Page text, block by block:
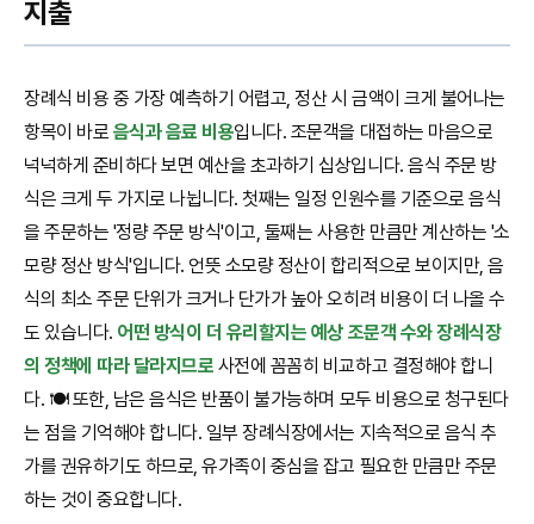
지출
장례식 비용 중 가장 예측하기 어렵고, 정산 시 금액이 크게 불어나는
항목이 바로 음식과 음료 비용입니다. 조문객을 대접하는 마음으로
넉넉하게 준비하다 보면 예산을 초과하기 십상입니다. 음식 주문 방
식은 크게 두 가지로 나뉩니다. 첫째는 일정 인원수를 기준으로 음식
을 주문하는 '정량 주문 방식'이고, 둘째는 사용한 만큼만 계산하는 '소
모량 정산 방식'입니다. 언뜻 소모량 정산이 합리적으로 보이지만, 음
식의 최소 주문 단위가 크거나 단가가 높아 오히려 비용이 더 나올 수
도 있습니다. 어떤 방식이 더 유리할지는 예상 조문객 수와 장례식장
의 정책에 따라 달라지므로 사전에 꼼꼼히 비교하고 결정해야 합니
다. 🍽️ 또한, 남은 음식은 반품이 불가능하며 모두 비용으로 청구된다
는 점을 기억해야 합니다. 일부 장례식장에서는 지속적으로 음식 추
가를 권유하기도 하므로, 유가족이 중심을 잡고 필요한 만큼만 주문
하는 것이 중요합니다.